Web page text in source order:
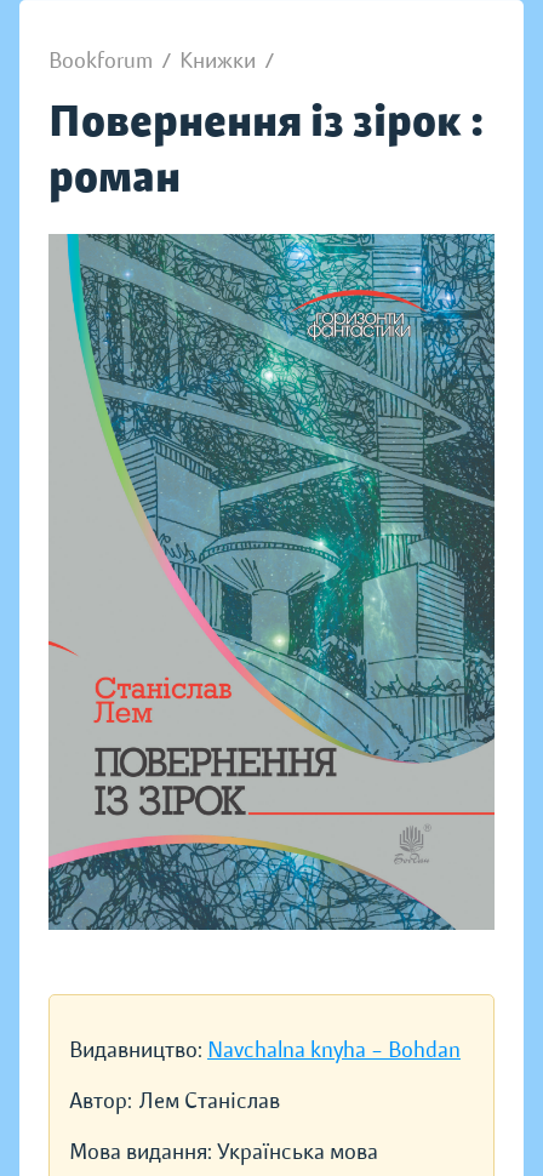
Bookforum / Книжки /
Повернення із зірок :
роман
Видавництво: Navchalna knyha – Bohdan
Автор: Лем Станіслав
Мова видання: Українська мова